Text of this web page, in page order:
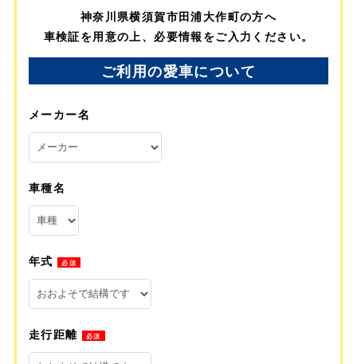
神奈川県横須賀市田浦大作町の方へ
車検証を用意の上、必要情報をご入力ください。
ご利用の愛車について
メーカー名
車種名
年式 必須
走行距離 必須